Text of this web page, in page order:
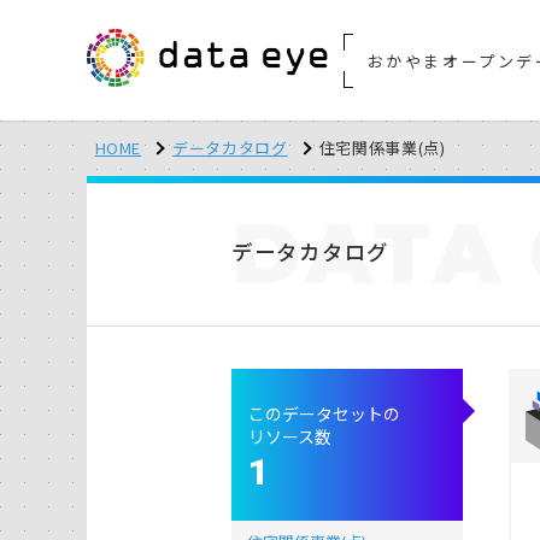
おかやまオープン
HOME データカタログ 住宅関係事業(点)
データカタログ
DATA
このデータセットの
リソース数
1